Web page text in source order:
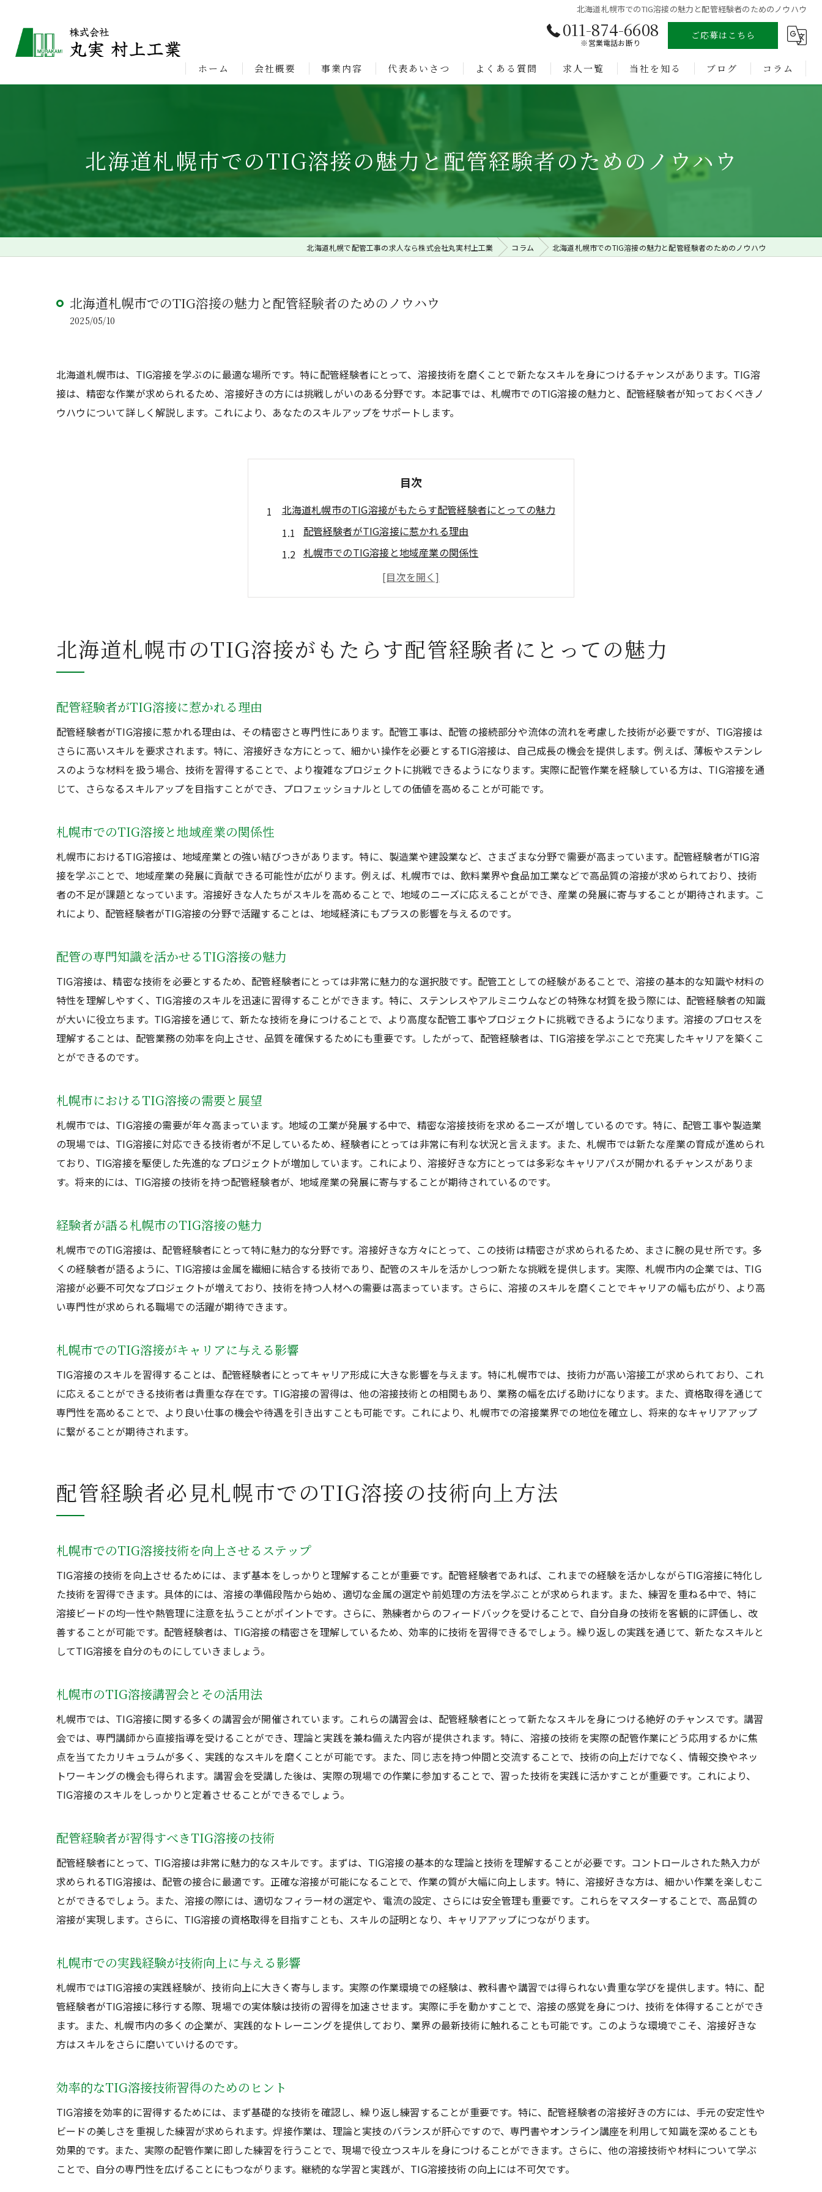
北海道札幌市でのTIG溶接の魅力と配管経験者のためのノウハウ
011-874-6608
※営業電話お断り
ご応募はこちら
ホーム 会社概要 事業内容 代表あいさつ よくある質問 求人一覧 当社を知る
経験者
ブログ コラム
北海道札幌市でのTIG溶接の魅力と配管経験者のためのノウハウ
北海道札幌で配管工事の求人なら株式会社丸実村上工業 コラム 北海道札幌市でのTIG溶接の魅力と配管経験者のためのノウハウ
北海道札幌市でのTIG溶接の魅力と配管経験者のためのノウハウ
2025/05/10
北海道札幌市は、TIG溶接を学ぶのに最適な場所です。特に配管経験者にとって、溶接技術を磨くことで新たなスキルを身につけるチャンスがあります。TIG溶
接は、精密な作業が求められるため、溶接好きの方には挑戦しがいのある分野です。本記事では、札幌市でのTIG溶接の魅力と、配管経験者が知っておくべきノ
ウハウについて詳しく解説します。これにより、あなたのスキルアップをサポートします。
目次
北海道札幌市のTIG溶接がもたらす配管経験者にとっての魅力
配管経験者がTIG溶接に惹かれる理由
札幌市でのTIG溶接と地域産業の関係性
配管の専門知識を活かせるTIG溶接の魅力
札幌市におけるTIG溶接の需要と展望
札幌市でのTIG溶接がキャリアに与える影響
配管経験者必見札幌市でのTIG溶接の技術向上方法
配管経験者が習得すべきTIG溶接の技術
札幌市での実践経験が技術向上に与える影響
効率的なTIG溶接技術習得のためのヒント
札幌市でのTIG溶接技術向上のためのリソース
TIG溶接の応用技術を札幌市で習得する
札幌市におけるTIG溶接教育の現状
初心者が札幌市で学べるTIG溶接の基礎知識
札幌市でのTIG溶接の応用技術事例
精密作業が光るTIG溶接札幌での実践的スキルアップ
札幌市でのTIG溶接における精密作業の魅力
技術者が磨くべき札幌市でのTIG溶接スキル
札幌市での実践的TIG溶接のスキル向上法
配管経験者が札幌市で学ぶべきTIG溶接の精密技術
札幌市でTIG溶接を学ぶことのメリット
配管経験者にとっての札幌市でのTIG溶接の重要性
札幌市でのTIG溶接教育がキャリアに与える影響
溶接ファン必見札幌市でのTIG溶接の奥深さに迫る
札幌市でTIG溶接の奥深さを探るポイント
札幌市で深めるTIG溶接の知識と技術
札幌市の魅力TIG溶接で配管技術を次のレベルへ
札幌市でTIG溶接を通じて配管技術を向上させる方法
配管経験者のための札幌で磨くTIG溶接のテクニック
札幌で配管経験者が学ぶべきTIG溶接のテクニック
配管経験者が札幌市で磨くべきTIG溶接の技術
札幌市で培うTIG溶接のテクニックと応用力
北海道札幌市のTIG溶接がもたらす配管経験者にとっての魅力
配管経験者がTIG溶接に惹かれる理由
配管経験者がTIG溶接に惹かれる理由は、その精密さと専門性にあります。配管工事は、配管の接続部分や流体の流れを考慮した技術が必要ですが、TIG溶接は
さらに高いスキルを要求されます。特に、溶接好きな方にとって、細かい操作を必要とするTIG溶接は、自己成長の機会を提供します。例えば、薄板やステンレ
スのような材料を扱う場合、技術を習得することで、より複雑なプロジェクトに挑戦できるようになります。実際に配管作業を経験している方は、TIG溶接を通
じて、さらなるスキルアップを目指すことができ、プロフェッショナルとしての価値を高めることが可能です。
札幌市でのTIG溶接と地域産業の関係性
札幌市におけるTIG溶接は、地域産業との強い結びつきがあります。特に、製造業や建設業など、さまざまな分野で需要が高まっています。配管経験者がTIG溶
接を学ぶことで、地域産業の発展に貢献できる可能性が広がります。例えば、札幌市では、飲料業界や食品加工業などで高品質の溶接が求められており、技術
者の不足が課題となっています。溶接好きな人たちがスキルを高めることで、地域のニーズに応えることができ、産業の発展に寄与することが期待されます。こ
れにより、配管経験者がTIG溶接の分野で活躍することは、地域経済にもプラスの影響を与えるのです。
配管の専門知識を活かせるTIG溶接の魅力
TIG溶接は、精密な技術を必要とするため、配管経験者にとっては非常に魅力的な選択肢です。配管工としての経験があることで、溶接の基本的な知識や材料の
特性を理解しやすく、TIG溶接のスキルを迅速に習得することができます。特に、ステンレスやアルミニウムなどの特殊な材質を扱う際には、配管経験者の知識
が大いに役立ちます。TIG溶接を通じて、新たな技術を身につけることで、より高度な配管工事やプロジェクトに挑戦できるようになります。溶接のプロセスを
理解することは、配管業務の効率を向上させ、品質を確保するためにも重要です。したがって、配管経験者は、TIG溶接を学ぶことで充実したキャリアを築くこ
とができるのです。
札幌市におけるTIG溶接の需要と展望
札幌市では、TIG溶接の需要が年々高まっています。地域の工業が発展する中で、精密な溶接技術を求めるニーズが増しているのです。特に、配管工事や製造業
の現場では、TIG溶接に対応できる技術者が不足しているため、経験者にとっては非常に有利な状況と言えます。また、札幌市では新たな産業の育成が進められ
ており、TIG溶接を駆使した先進的なプロジェクトが増加しています。これにより、溶接好きな方にとっては多彩なキャリアパスが開かれるチャンスがありま
す。将来的には、TIG溶接の技術を持つ配管経験者が、地域産業の発展に寄与することが期待されているのです。
経験者が語る札幌市のTIG溶接の魅力
札幌市でのTIG溶接は、配管経験者にとって特に魅力的な分野です。溶接好きな方々にとって、この技術は精密さが求められるため、まさに腕の見せ所です。多
くの経験者が語るように、TIG溶接は金属を繊細に結合する技術であり、配管のスキルを活かしつつ新たな挑戦を提供します。実際、札幌市内の企業では、TIG
溶接が必要不可欠なプロジェクトが増えており、技術を持つ人材への需要は高まっています。さらに、溶接のスキルを磨くことでキャリアの幅も広がり、より高
い専門性が求められる職場での活躍が期待できます。
札幌市でのTIG溶接がキャリアに与える影響
TIG溶接のスキルを習得することは、配管経験者にとってキャリア形成に大きな影響を与えます。特に札幌市では、技術力が高い溶接工が求められており、これ
に応えることができる技術者は貴重な存在です。TIG溶接の習得は、他の溶接技術との相関もあり、業務の幅を広げる助けになります。また、資格取得を通じて
専門性を高めることで、より良い仕事の機会や待遇を引き出すことも可能です。これにより、札幌市での溶接業界での地位を確立し、将来的なキャリアアップ
に繋がることが期待されます。
配管経験者必見札幌市でのTIG溶接の技術向上方法
札幌市でのTIG溶接技術を向上させるステップ
TIG溶接の技術を向上させるためには、まず基本をしっかりと理解することが重要です。配管経験者であれば、これまでの経験を活かしながらTIG溶接に特化し
た技術を習得できます。具体的には、溶接の準備段階から始め、適切な金属の選定や前処理の方法を学ぶことが求められます。また、練習を重ねる中で、特に
溶接ビードの均一性や熱管理に注意を払うことがポイントです。さらに、熟練者からのフィードバックを受けることで、自分自身の技術を客観的に評価し、改
善することが可能です。配管経験者は、TIG溶接の精密さを理解しているため、効率的に技術を習得できるでしょう。繰り返しの実践を通じて、新たなスキルと
してTIG溶接を自分のものにしていきましょう。
札幌市のTIG溶接講習会とその活用法
札幌市では、TIG溶接に関する多くの講習会が開催されています。これらの講習会は、配管経験者にとって新たなスキルを身につける絶好のチャンスです。講習
会では、専門講師から直接指導を受けることができ、理論と実践を兼ね備えた内容が提供されます。特に、溶接の技術を実際の配管作業にどう応用するかに焦
点を当てたカリキュラムが多く、実践的なスキルを磨くことが可能です。また、同じ志を持つ仲間と交流することで、技術の向上だけでなく、情報交換やネッ
トワーキングの機会も得られます。講習会を受講した後は、実際の現場での作業に参加することで、習った技術を実践に活かすことが重要です。これにより、
TIG溶接のスキルをしっかりと定着させることができるでしょう。
配管経験者が習得すべきTIG溶接の技術
配管経験者にとって、TIG溶接は非常に魅力的なスキルです。まずは、TIG溶接の基本的な理論と技術を理解することが必要です。コントロールされた熱入力が
求められるTIG溶接は、配管の接合に最適です。正確な溶接が可能になることで、作業の質が大幅に向上します。特に、溶接好きな方は、細かい作業を楽しむこ
とができるでしょう。また、溶接の際には、適切なフィラー材の選定や、電流の設定、さらには安全管理も重要です。これらをマスターすることで、高品質の
溶接が実現します。さらに、TIG溶接の資格取得を目指すことも、スキルの証明となり、キャリアアップにつながります。
札幌市での実践経験が技術向上に与える影響
札幌市ではTIG溶接の実践経験が、技術向上に大きく寄与します。実際の作業環境での経験は、教科書や講習では得られない貴重な学びを提供します。特に、配
管経験者がTIG溶接に移行する際、現場での実体験は技術の習得を加速させます。実際に手を動かすことで、溶接の感覚を身につけ、技術を体得することができ
ます。また、札幌市内の多くの企業が、実践的なトレーニングを提供しており、業界の最新技術に触れることも可能です。このような環境でこそ、溶接好きな
方はスキルをさらに磨いていけるのです。
効率的なTIG溶接技術習得のためのヒント
TIG溶接を効率的に習得するためには、まず基礎的な技術を確認し、繰り返し練習することが重要です。特に、配管経験者の溶接好きの方には、手元の安定性や
ビードの美しさを重視した練習が求められます。焊接作業は、理論と実技のバランスが肝心ですので、専門書やオンライン講座を利用して知識を深めることも
効果的です。また、実際の配管作業に即した練習を行うことで、現場で役立つスキルを身につけることができます。さらに、他の溶接技術や材料について学ぶ
ことで、自分の専門性を広げることにもつながります。継続的な学習と実践が、TIG溶接技術の向上には不可欠です。